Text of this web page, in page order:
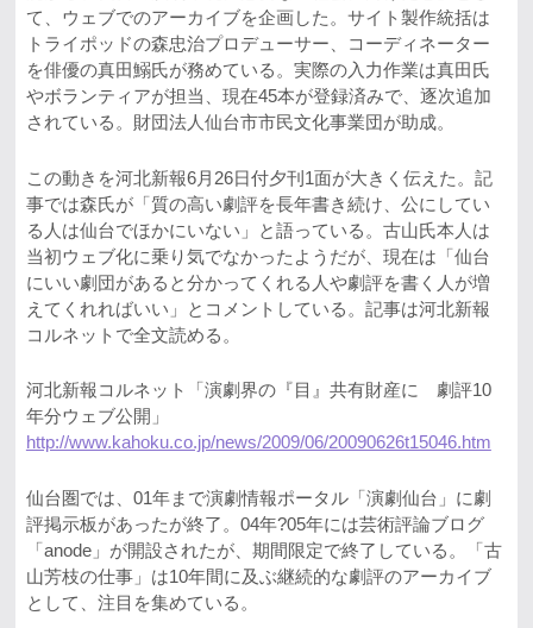
て、ウェブでのアーカイブを企画した。サイト製作統括は
トライポッドの森忠治プロデューサー、コーディネーター
を俳優の真田鰯氏が務めている。実際の入力作業は真田氏
やボランティアが担当、現在45本が登録済みで、逐次追加
されている。財団法人仙台市市民文化事業団が助成。
この動きを河北新報6月26日付夕刊1面が大きく伝えた。記
事では森氏が「質の高い劇評を長年書き続け、公にしてい
る人は仙台でほかにいない」と語っている。古山氏本人は
当初ウェブ化に乗り気でなかったようだが、現在は「仙台
にいい劇団があると分かってくれる人や劇評を書く人が増
えてくれればいい」とコメントしている。記事は河北新報
コルネットで全文読める。
河北新報コルネット「演劇界の『目』共有財産に 劇評10
年分ウェブ公開」
http://www.kahoku.co.jp/news/2009/06/20090626t15046.htm
仙台圏では、01年まで演劇情報ポータル「演劇仙台」に劇
評掲示板があったが終了。04年?05年には芸術評論ブログ
「anode」が開設されたが、期間限定で終了している。「古
山芳枝の仕事」は10年間に及ぶ継続的な劇評のアーカイブ
として、注目を集めている。